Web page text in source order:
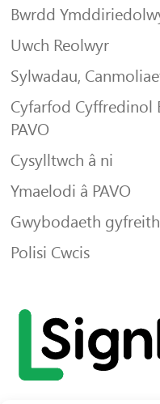
Bwrdd
Uwch Reolwyr
Sylwadau,
Cyfarfod Cyffredinol
PAVO
Cysylltwch â ni
Ymaelodi â PAVO
Gwybodaeth
Polisi Cwcis